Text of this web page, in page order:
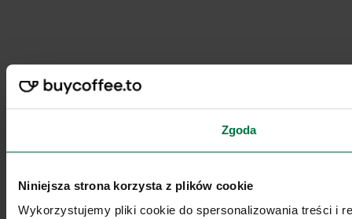
Zgoda
Niniejsza strona korzysta z plików cookie
Wykorzystujemy pliki cookie do spersonalizowania treści i